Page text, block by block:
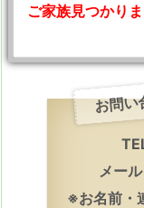
ご家族見つかり
お問い
メール
※お名前・